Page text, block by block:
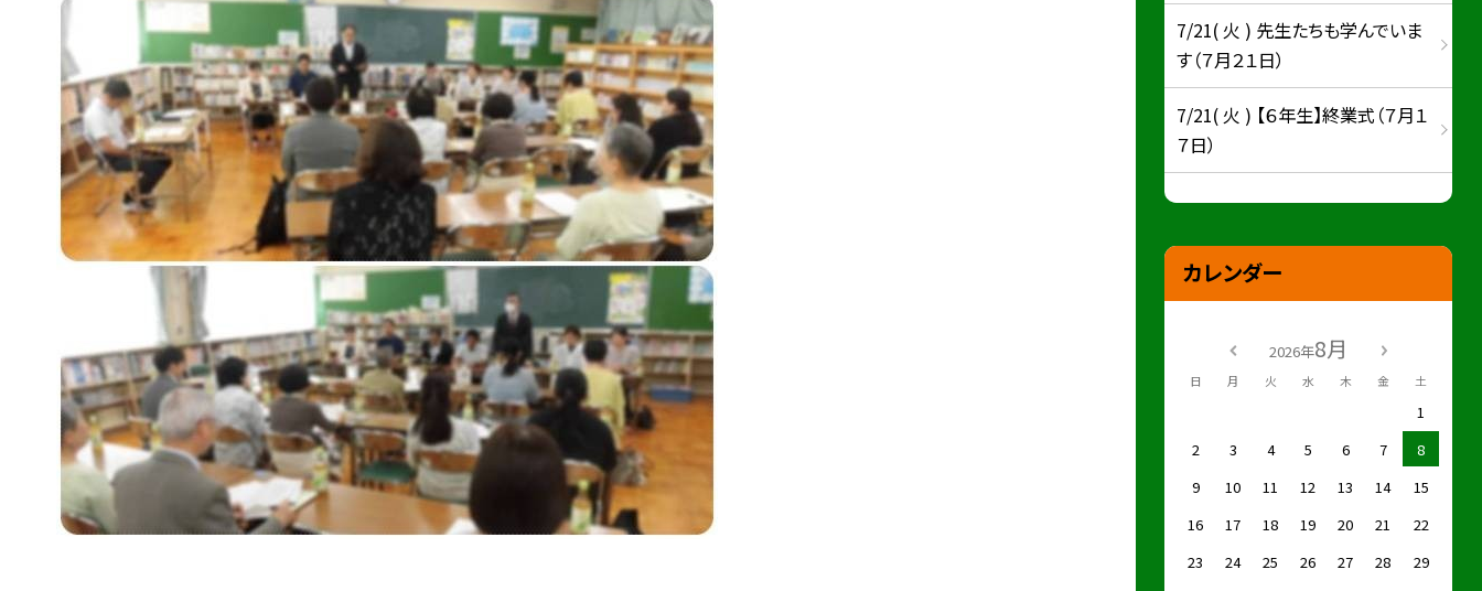
7/21( 火 ) 先生たちも学んでいま
す（７月２１日）
7/21( 火 ) 【６年生】終業式（７月１
７日）
カレンダー
2026年8月
日 月 火 水 木 金 土
1
2
3 4 5 6 7
8
9
10 11 12 13 14
15
16
17 18 19 20 21
22
23
24 25 26 27 28
29